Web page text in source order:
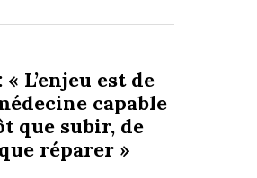
L’enjeu est de
capable
que subir, de
réparer »